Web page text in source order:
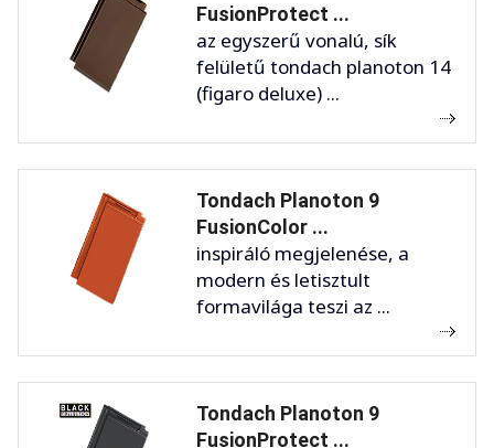
FusionProtect ...
az egyszerű vonalú, sík
felületű tondach planoton 14
(figaro deluxe) ...
Tondach Planoton 9
FusionColor ...
inspiráló megjelenése, a
modern és letisztult
formavilága teszi az ...
Tondach Planoton 9
FusionProtect ...